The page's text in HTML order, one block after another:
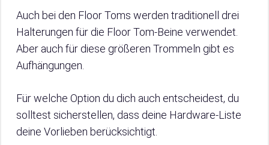
Auch bei den Floor Toms werden traditionell drei
Halterungen für die Floor Tom-Beine verwendet.
Aber auch für diese größeren Trommeln gibt es
Aufhängungen.
Für welche Option du dich auch entscheidest, du
solltest sicherstellen, dass deine Hardware-Liste
deine Vorlieben berücksichtigt.